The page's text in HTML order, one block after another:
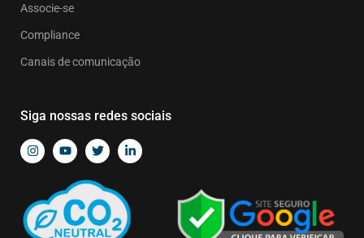
Associe-se
Compliance
Canais de comunicação
Siga nossas redes sociais